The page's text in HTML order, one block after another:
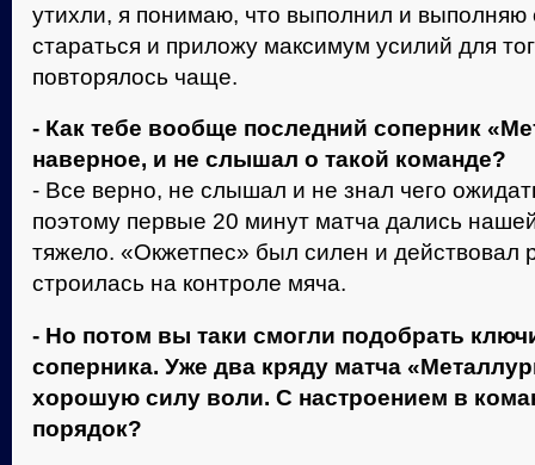
утихли, я понимаю, что выполнил и выполняю
стараться и приложу максимум усилий для
повторялось чаще.
- Как тебе вообще последний соперник
наверное, и не слышал о такой команде?
- Все верно, не слышал и не знал чего
поэтому первые 20 минут матча дались
тяжело. «Окжетпес» был силен и действовал
строилась на контроле мяча.
- Но потом вы таки смогли подобрать
соперника. Уже два кряду матча
хорошую силу воли. С настроением в
порядок?